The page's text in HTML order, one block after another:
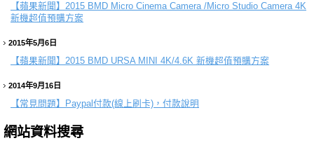
【蘋果新聞】 2015 BMD Micro Cinema Camera /Micro Studio Camera 4K
新機超值預購方案
2015年5月6日
【蘋果新聞】 2015 BMD URSA MINI 4K/4.6K 新機超值預購方案
2014年9月16日
【常見問題】 Paypal付款(線上刷卡)，付款說明
網站資料搜尋